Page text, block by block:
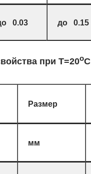
0.03 до 0.15
при Т=20o
Размер
мм